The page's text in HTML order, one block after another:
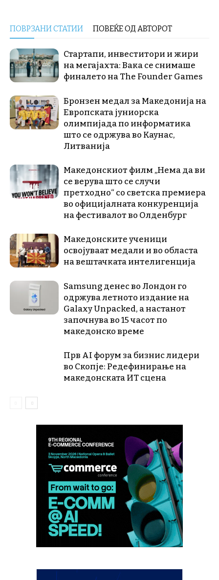
ПОВРЗАНИ СТАТИИ ПОВЕЌЕ ОД АВТОРОТ
Стартапи, инвеститори и жири
на мегајахта: Вака се снимаше
финалето на The Founder Games
Бронзен медал за Македонија на
Европската јуниорска
олимпијада по информатика
што се одржува во Каунас,
Литванија
Македонскиот филм „Нема да ви
се верува што се случи
претходно“ со светска премиера
во официјалната конкуренција
на фестивалот во Олденбург
Македонските ученици
освојуваат медали и во областа
на вештачката интелигенција
Samsung денес во Лондон го
одржува летното издание на
Galaxy Unpacked, a настанот
започнува во 15 часот по
македонско време
Прв AI форум за бизнис лидери
во Скопје: Редефинирање на
македонската ИТ сцена